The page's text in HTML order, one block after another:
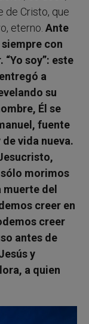
de Cristo, que
eterno. Ante
con
soy”: este
a
su
Él se
fuente
vida nueva.
sólo morimos
del
creer en
creer
antes de
y
a quien